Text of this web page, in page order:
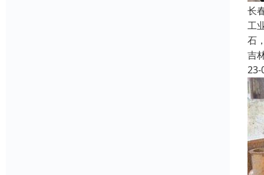
长
工
石
吉
23-